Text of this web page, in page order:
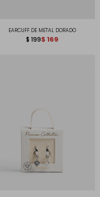
EARCUFF DE METAL DORADO
$ 199$ 169